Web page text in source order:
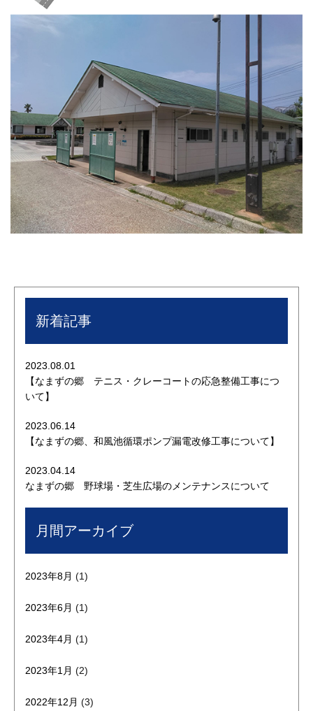
新着記事
2023.08.01
【なまずの郷 テニス・クレーコートの応急整備工事につ
いて】
2023.06.14
【なまずの郷、和風池循環ポンプ漏電改修工事について】
2023.04.14
なまずの郷 野球場・芝生広場のメンテナンスについて
月間アーカイブ
2023年8月 (1)
2023年6月 (1)
2023年4月 (1)
2023年1月 (2)
2022年12月 (3)